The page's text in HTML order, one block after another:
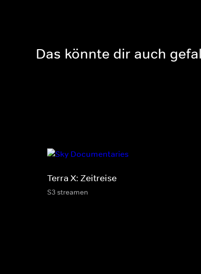
Das könnte dir auch
Terra X: Zeitreise
S3 streamen